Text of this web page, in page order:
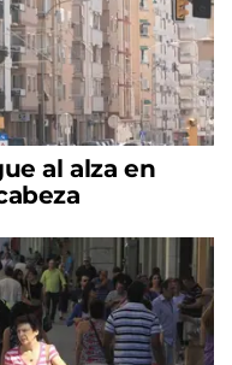
al alza en